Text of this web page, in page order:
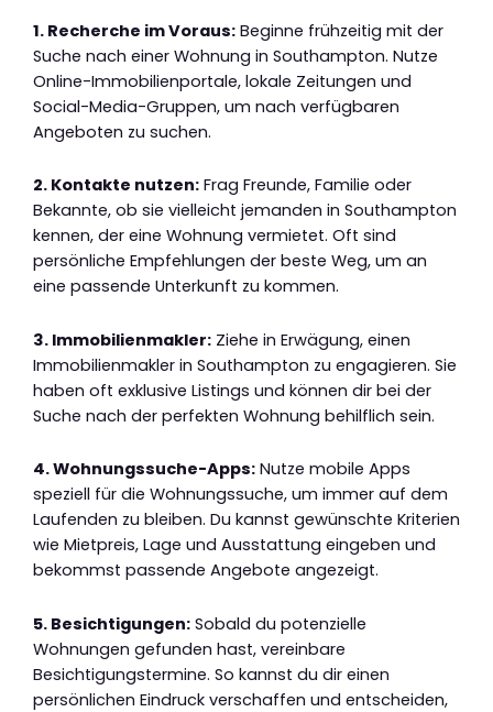
1. Recherche im Voraus: Beginne frühzeitig mit der
Suche nach einer Wohnung in Southampton. Nutze
Online-Immobilienportale, lokale Zeitungen und
Social-Media-Gruppen, um nach verfügbaren
Angeboten zu suchen.
2. Kontakte nutzen: Frag Freunde, Familie oder
Bekannte, ob sie vielleicht jemanden in Southampton
kennen, der eine Wohnung vermietet. Oft sind
persönliche Empfehlungen der beste Weg, um an
eine passende Unterkunft zu kommen.
3. Immobilienmakler: Ziehe in Erwägung, einen
Immobilienmakler in Southampton zu engagieren. Sie
haben oft exklusive Listings und können dir bei der
Suche nach der perfekten Wohnung behilflich sein.
4. Wohnungssuche-Apps: Nutze mobile Apps
speziell für die Wohnungssuche, um immer auf dem
Laufenden zu bleiben. Du kannst gewünschte Kriterien
wie Mietpreis, Lage und Ausstattung eingeben und
bekommst passende Angebote angezeigt.
5. Besichtigungen: Sobald du potenzielle
Wohnungen gefunden hast, vereinbare
Besichtigungstermine. So kannst du dir einen
persönlichen Eindruck verschaffen und entscheiden,